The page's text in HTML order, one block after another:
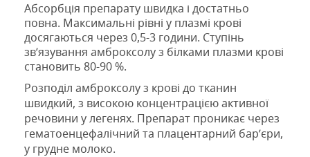
Абсорбція препарату швидка і достатньо
повна. Максимальні рівні у плазмі крові
досягаються через 0,5-3 години. Ступінь
зв’язування амброксолу з білками плазми крові
становить 80-90 %.
Розподіл амброксолу з крові до тканин
швидкий, з високою концентрацією активної
речовини у легенях. Препарат проникає через
гематоенцефалічний та плацентарний бар’єри,
у грудне молоко.